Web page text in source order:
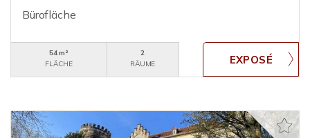
Bürofläche
54 m²
FLÄCHE
2
RÄUME